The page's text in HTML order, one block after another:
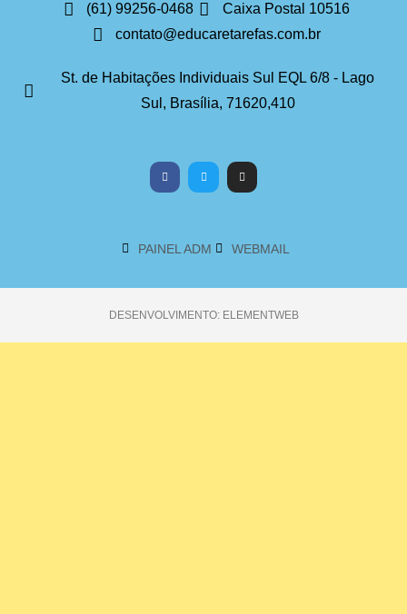
(61) 99256-0468
Caixa Postal 10516
contato@educaretarefas.com.br
St. de Habitações Individuais Sul EQL 6/8 - Lago
Sul, Brasília, 71620,410
PAINEL ADM WEBMAIL
DESENVOLVIMENTO: ELEMENTWEB